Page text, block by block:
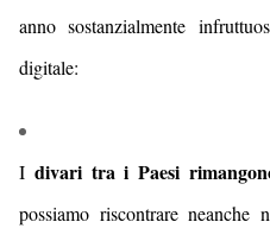
anno sostanzialmente
digitale:
I divari tra i Paesi
possiamo riscontrare neanche